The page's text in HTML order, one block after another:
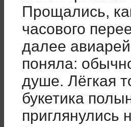
Прощались,
часового
далее
поняла:
душе. Лёгкая
букетика
приглянулись